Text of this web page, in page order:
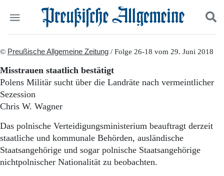
Politik
Wirtschaft
Panorama
Ostpreußen
Pommern
Berlin-Brandenburg
Schlesien
Suchen und finden
© Preußische Allgemeine Zeitung / Folge 26-18 vom 29. Juni 2018
Misstrauen staatlich bestätigt
Polens Militär sucht über die Landräte nach vermeintlicher
Sezession
Chris W. Wagner
Das polnische Verteidigungsministerium beauftragt derzeit
staatliche und kommunale Behörden, ausländische
Staatsangehörige und sogar polnische Staatsangehörige
nichtpolnischer Nationalität zu beobachten.